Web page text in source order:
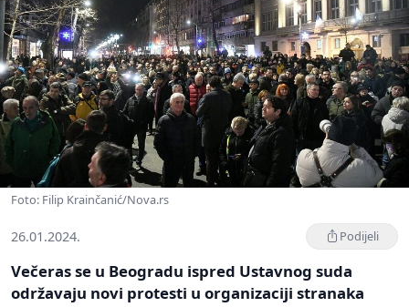
Foto: Filip Krainčanić/Nova.rs
26.01.2024. Podijeli
Večeras se u Beogradu ispred Ustavnog suda
održavaju novi protesti u organizaciji stranaka